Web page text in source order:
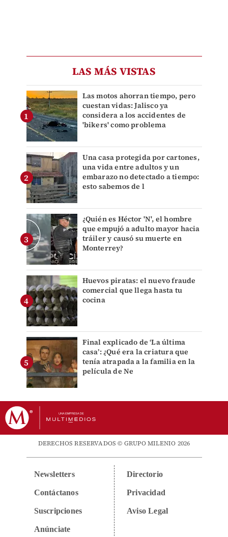
LAS MÁS VISTAS
Las motos ahorran tiempo, pero
cuestan vidas: Jalisco ya
considera a los accidentes de
'bikers' como problema
Una casa protegida por cartones,
una vida entre adultos y un
embarazo no detectado a tiempo:
esto sabemos de l
¿Quién es Héctor 'N', el hombre
que empujó a adulto mayor hacia
tráiler y causó su muerte en
Monterrey?
Huevos piratas: el nuevo fraude
comercial que llega hasta tu
cocina
Final explicado de ‘La última
casa’: ¿Qué era la criatura que
tenía atrapada a la familia en la
película de Ne
DERECHOS RESERVADOS © GRUPO MILENIO 2026
Newsletters
Contáctanos
Suscripciones
Anúnciate
Directorio
Privacidad
Aviso Legal